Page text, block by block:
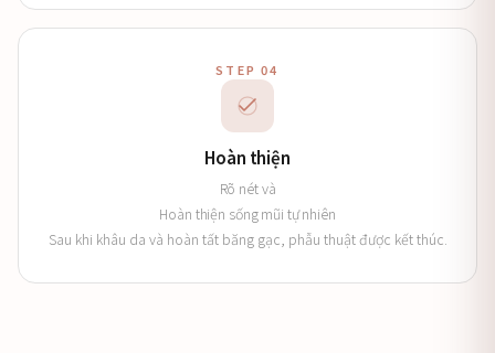
STEP 04
Hoàn thiện
Rõ nét và
Hoàn thiện sống mũi tự nhiên
Sau khi khâu da và hoàn tất băng gạc, phẫu thuật được kết thúc.